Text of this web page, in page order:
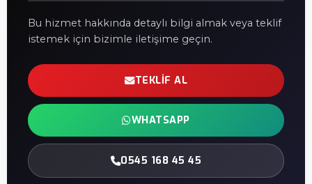
Bu hizmet hakkında detaylı bilgi almak veya teklif
istemek için bizimle iletişime geçin.
TEKLIF AL
WHATSAPP
0545 168 45 45